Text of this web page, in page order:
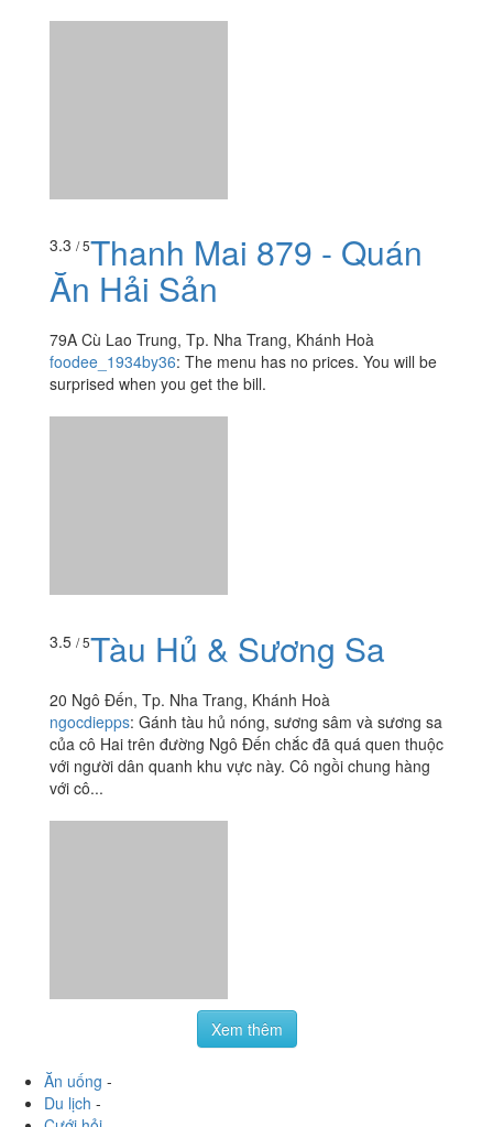
3.3 / 5Thanh Mai 879 - Quán
Ăn Hải Sản
79A Cù Lao Trung, Tp. Nha Trang, Khánh Hoà
foodee_1934by36: The menu has no prices. You will be
surprised when you get the bill.
3.5 / 5Tàu Hủ & Sương Sa
20 Ngô Đến, Tp. Nha Trang, Khánh Hoà
ngocdiepps: Gánh tàu hủ nóng, sương sâm và sương sa
của cô Hai trên đường Ngô Đến chắc đã quá quen thuộc
với người dân quanh khu vực này. Cô ngồi chung hàng
với cô...
Xem thêm
Ăn uống -
Du lịch -